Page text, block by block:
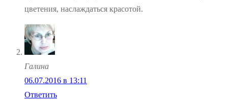
цветения, наслаждаться красотой.
Галина
06.07.2016 в 13:11
Ответить